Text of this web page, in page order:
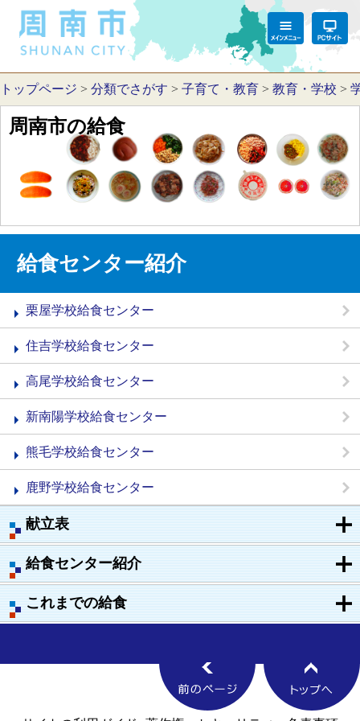
トップページ > 分類でさがす > 子育て・教育 > 教育・学校 >
周南市の給食
献立表
給食センター紹介
これまでの給食
給食センター紹介
栗屋学校給食センター
住吉学校給食センター
高尾学校給食センター
新南陽学校給食センター
熊毛学校給食センター
鹿野学校給食センター